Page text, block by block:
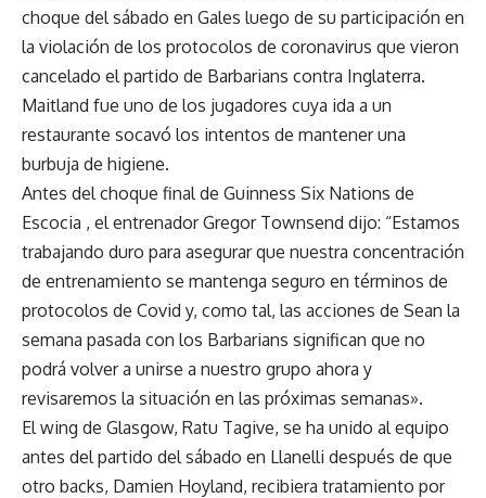
choque del sábado en Gales luego de su participación en
la violación de los protocolos de coronavirus que vieron
cancelado el partido de Barbarians contra Inglaterra.
Maitland fue uno de los jugadores cuya ida a un
restaurante socavó los intentos de mantener una
burbuja de higiene.
Antes del choque final de Guinness Six Nations de
Escocia , el entrenador Gregor Townsend dijo: “Estamos
trabajando duro para asegurar que nuestra concentración
de entrenamiento se mantenga seguro en términos de
protocolos de Covid y, como tal, las acciones de Sean la
semana pasada con los Barbarians significan que no
podrá volver a unirse a nuestro grupo ahora y
revisaremos la situación en las próximas semanas».
El wing de Glasgow, Ratu Tagive, se ha unido al equipo
antes del partido del sábado en Llanelli después de que
otro backs, Damien Hoyland, recibiera tratamiento por